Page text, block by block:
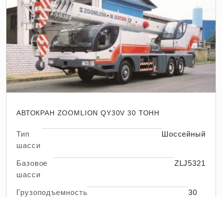
АВТОКРАН ZOOMLION QY30V 30 ТОНН
Тип
шасси
Шоссейный
Базовое
шасси
ZLJ5321
Грузоподъемность
30